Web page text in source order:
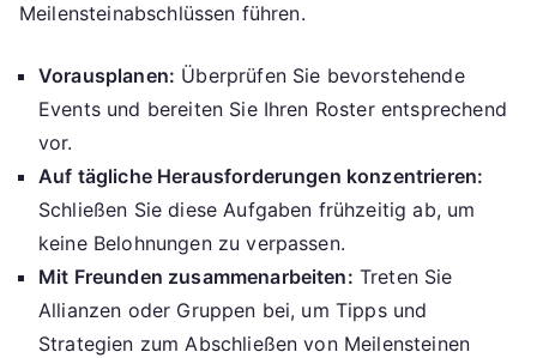
Meilensteinabschlüssen führen.
Vorausplanen: Überprüfen Sie bevorstehende
Events und bereiten Sie Ihren Roster entsprechend
vor.
Auf tägliche Herausforderungen konzentrieren:
Schließen Sie diese Aufgaben frühzeitig ab, um
keine Belohnungen zu verpassen.
Mit Freunden zusammenarbeiten: Treten Sie
Allianzen oder Gruppen bei, um Tipps und
Strategien zum Abschließen von Meilensteinen